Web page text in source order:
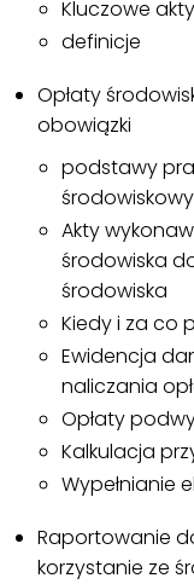
Kluczowe
definicje
Opłaty
obowiązki
podstawy
Akty
środowiska
środowiska
Kiedy i za co
Ewidencja
naliczania
Opłaty
Kalkulacja
Wypełnianie
Raportowanie
korzystanie ze